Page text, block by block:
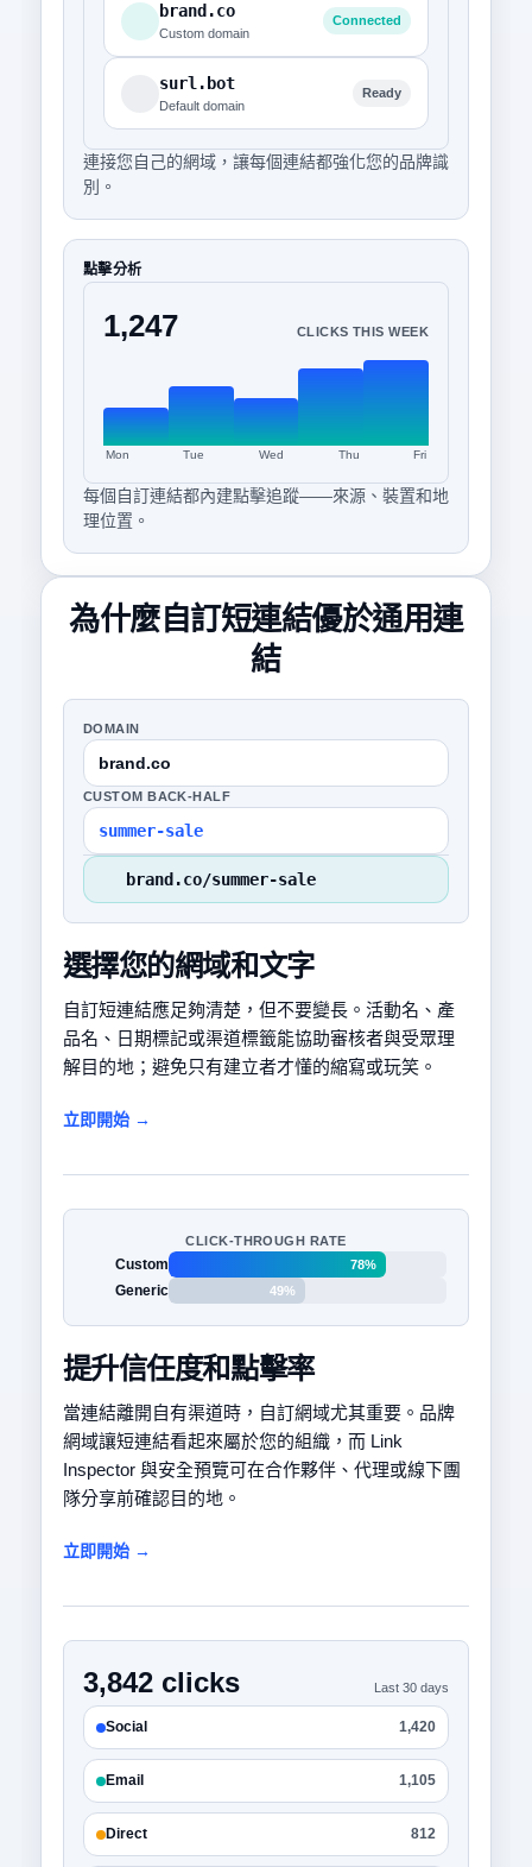
brand.co
Custom domain
Connected
surl.bot
Default domain
Ready
連接您自己的網域，讓每個連結都強化您的品牌識
別。
點擊分析
1,247 CLICKS THIS WEEK
Mon Tue Wed Thu Fri
每個自訂連結都內建點擊追蹤——來源、裝置和地
理位置。
為什麼自訂短連結優於通用連
結
DOMAIN
brand.co
CUSTOM BACK-HALF
summer-sale
brand.co/summer-sale
選擇您的網域和文字
自訂短連結應足夠清楚，但不要變長。活動名、產
品名、日期標記或渠道標籤能協助審核者與受眾理
解目的地；避免只有建立者才懂的縮寫或玩笑。
立即開始 →
CLICK-THROUGH RATE
Custom 78%
Generic 49%
提升信任度和點擊率
當連結離開自有渠道時，自訂網域尤其重要。品牌
網域讓短連結看起來屬於您的組織，而 Link
Inspector 與安全預覽可在合作夥伴、代理或線下團
隊分享前確認目的地。
立即開始 →
3,842 clicks Last 30 days
Social 1,420
Email 1,105
Direct 812